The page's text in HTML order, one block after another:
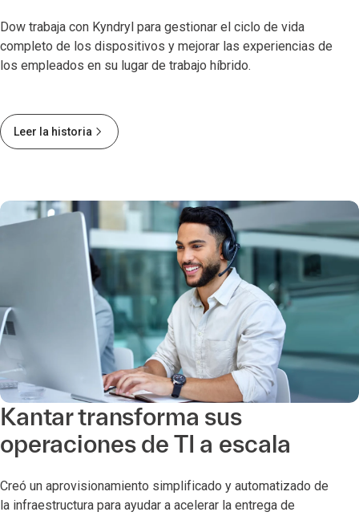
Dow trabaja con Kyndryl para gestionar el ciclo de vida
completo de los dispositivos y mejorar las experiencias de
los empleados en su lugar de trabajo híbrido.
Leer la historia
Kantar transforma sus
operaciones de TI a escala
Creó un aprovisionamiento simplificado y automatizado de
la infraestructura para ayudar a acelerar la entrega de